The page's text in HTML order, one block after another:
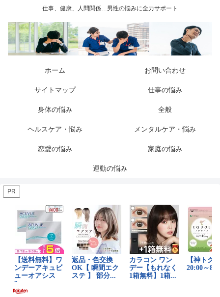
仕事、健康、人間関係…男性の悩みに全力サポート
ホーム お問い合わせ
サイトマップ 仕事の悩み
身体の悩み 全般
ヘルスケア・悩み メンタルケア・悩み
恋愛の悩み 家庭の悩み
運動の悩み
PR